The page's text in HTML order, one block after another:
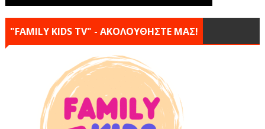
"FAMILY KIDS TV" - ΑΚΟΛΟΥΘΗΣΤΕ ΜΑΣ!